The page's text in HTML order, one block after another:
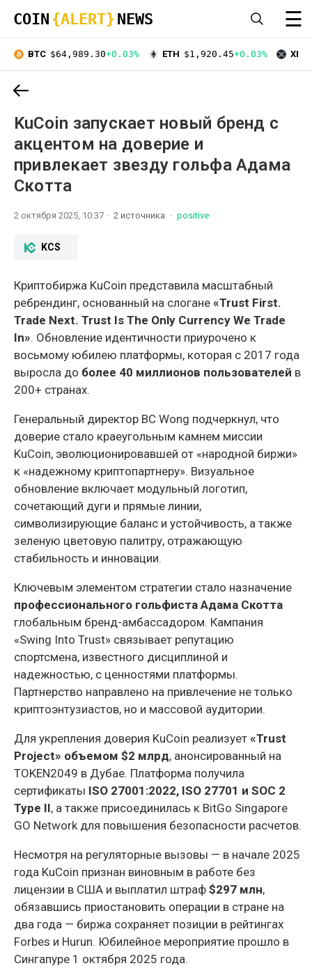
COIN {ALERT} NEWS ☰
BTC $64,989.30+0.03% ETH $1,920.45+0.03% XRP
KuCoin запускает новый бренд с
акцентом на доверие и
привлекает звезду гольфа Адама
Скотта
2 октября 2025, 10:37 2 источника positive
KCS
Криптобиржа KuCoin представила масштабный
ребрендинг, основанный на слогане «Trust First.
Trade Next. Trust Is The Only Currency We Trade
In». Обновление идентичности приурочено к
восьмому юбилею платформы, которая с 2017 года
выросла до более 40 миллионов пользователей в
200+ странах.
Генеральный директор BC Wong подчеркнул, что
доверие стало краеугольным камнем миссии
KuCoin, эволюционировавшей от «народной биржи»
к «надежному криптопартнеру». Визуальное
обновление включает модульный логотип,
сочетающий дуги и прямые линии,
символизирующие баланс и устойчивость, а также
зеленую цветовую палитру, отражающую
стабильность и инновации.
Ключевым элементом стратегии стало назначение
профессионального гольфиста Адама Скотта
глобальным бренд-амбассадором. Кампания
«Swing Into Trust» связывает репутацию
спортсмена, известного дисциплиной и
надежностью, с ценностями платформы.
Партнерство направлено на привлечение не только
криптоэнтузиастов, но и массовой аудитории.
Для укрепления доверия KuCoin реализует «Trust
Project» объемом $2 млрд, анонсированный на
TOKEN2049 в Дубае. Платформа получила
сертификаты ISO 27001:2022, ISO 27701 и SOC 2
Type II, а также присоединилась к BitGo Singapore
GO Network для повышения безопасности расчетов.
Несмотря на регуляторные вызовы — в начале 2025
года KuCoin признан виновным в работе без
лицензии в США и выплатил штраф $297 млн,
обязавшись приостановить операции в стране на
два года — биржа сохраняет позиции в рейтингах
Forbes и Hurun. Юбилейное мероприятие прошло в
Сингапуре 1 октября 2025 года.